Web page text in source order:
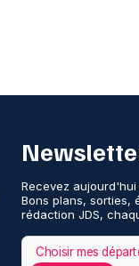
Recevez
Bons plans, sorties,
rédaction JDS,
Choisir mes